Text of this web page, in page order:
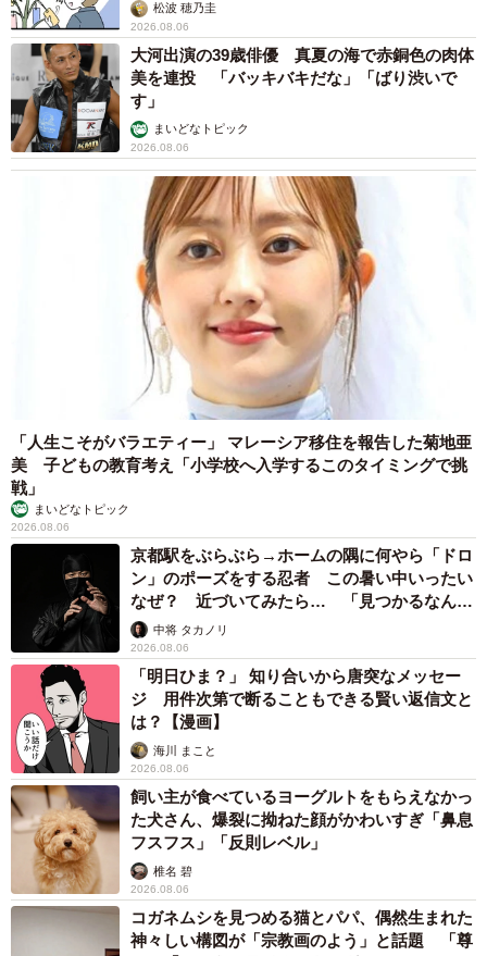
松波 穂乃圭
2026.08.06
大河出演の39歳俳優 真夏の海で赤銅色の肉体
美を連投 「バッキバキだな」「ばり渋いで
す」
まいどなトピック
2026.08.06
「人生こそがバラエティー」 マレーシア移住を報告した菊地亜
美 子どもの教育考え「小学校へ入学するこのタイミングで挑
戦」
まいどなトピック
2026.08.06
京都駅をぶらぶら→ホームの隅に何やら「ドロ
ン」のポーズをする忍者 この暑い中いったい
なぜ？ 近づいてみたら… 「見つかるなんて
未熟」中将 タカノリ
2026.08.06
「明日ひま？」 知り合いから唐突なメッセー
ジ 用件次第で断ることもできる賢い返信文と
は？【漫画】
海川 まこと
2026.08.06
飼い主が食べているヨーグルトをもらえなかっ
た犬さん、爆裂に拗ねた顔がかわいすぎ「鼻息
フスフス」「反則レベル」
椎名 碧
2026.08.06
コガネムシを見つめる猫とパパ、偶然生まれた
神々しい構図が「宗教画のよう」と話題 「尊